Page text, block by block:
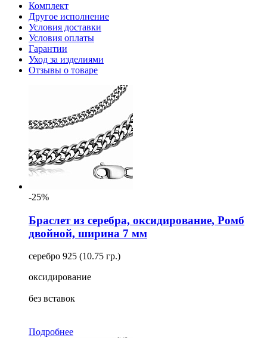
Комплект
Другое исполнение
Условия доставки
Условия оплаты
Гарантии
Уход за изделиями
Отзывы о товаре
-25%
Браслет из серебра, оксидирование, Ромб
двойной, ширина 7 мм
серебро 925 (10.75 гр.)
оксидирование
без вставок
Подробнее